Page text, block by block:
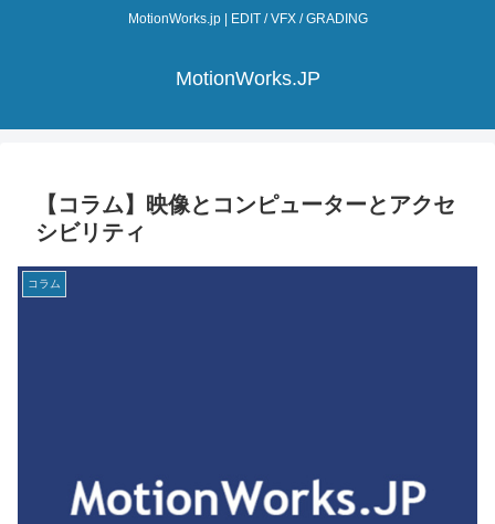
MotionWorks.jp | EDIT / VFX / GRADING
MotionWorks.JP
【コラム】映像とコンピューターとアクセ
シビリティ
コラム